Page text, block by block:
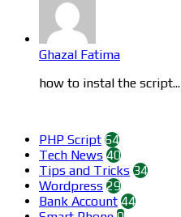
Ghazal Fatima
how to instal the script...
PHP Script 64
Tech News 40
Tips and Tricks 34
Wordpress 29
Bank Account 44